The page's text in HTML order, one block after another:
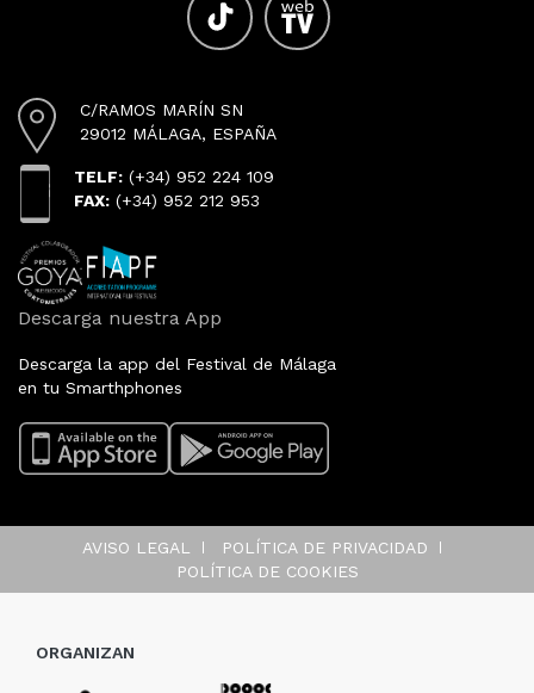
C/RAMOS MARÍN SN
29012 MÁLAGA, ESPAÑA
TELF: (+34) 952 224 109
FAX: (+34) 952 212 953
Descarga nuestra App
Descarga la app del Festival de Málaga
en tu Smarthphones
AVISO LEGAL
POLÍTICA DE PRIVACIDAD
POLÍTICA DE COOKIES
ORGANIZAN